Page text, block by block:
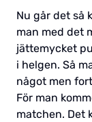
Nu går det så
man med det
jättemycket
i helgen. Så
något men
För man
matchen. Det